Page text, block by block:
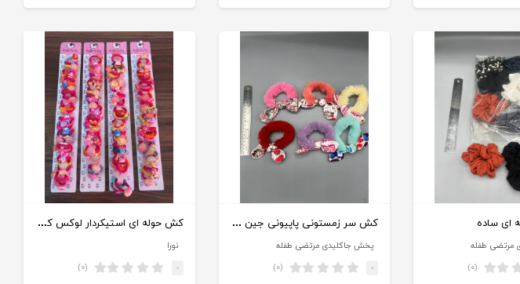
ای ساده
مرتضی طفله
(۰)
کش سر زمستونی پاپیونی جین 12 عددی
پخش جاکلیدی مرتضی طفله
- (۰)
کش حوله ای استیکردار لوکس کد 1000735
نورا
- (۰)